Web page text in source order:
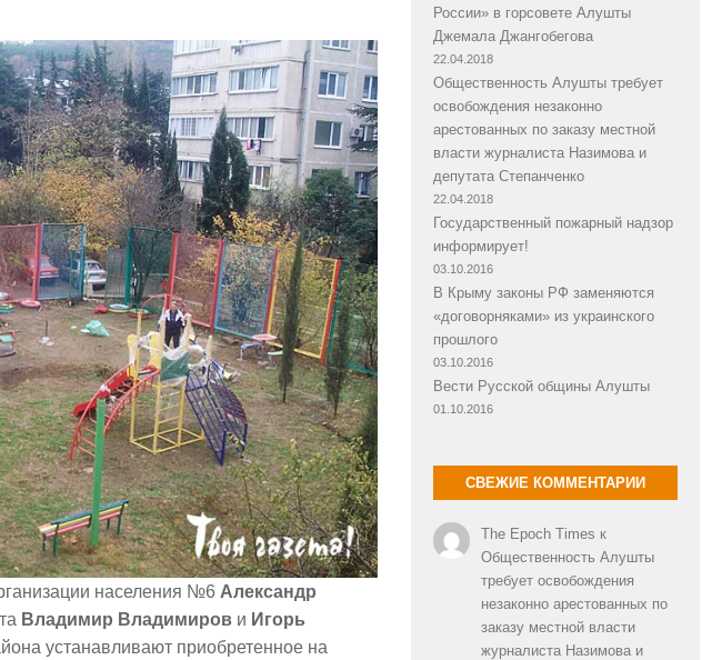
населения №6 Александр
Владимир Владимиров и Игорь
устанавливают приобретенное на
России» в горсовете Алушты
Джемала Джангобегова
22.04.2018
Общественность Алушты требует
освобождения незаконно
арестованных по заказу местной
власти журналиста Назимова и
депутата Степанченко
22.04.2018
Государственный пожарный надзор
информирует!
03.10.2016
В Крыму законы РФ заменяются
«договорняками» из украинского
прошлого
03.10.2016
Вести Русской общины Алушты
01.10.2016
СВЕЖИЕ КОММЕНТАРИИ
The Epoch Times к
Общественность Алушты
требует освобождения
незаконно арестованных по
заказу местной власти
журналиста Назимова и